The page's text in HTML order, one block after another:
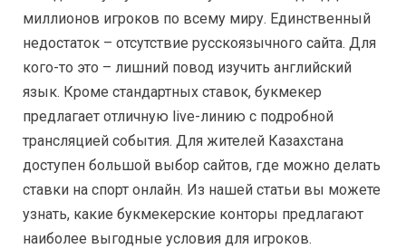
миллионов игроков по всему миру. Единственный
недостаток – отсутствие русскоязычного сайта. Для
кого-то это – лишний повод изучить английский
язык. Кроме стандартных ставок, букмекер
предлагает отличную live-линию с подробной
трансляцией события. Для жителей Казахстана
доступен большой выбор сайтов, где можно делать
ставки на спорт онлайн. Из нашей статьи вы можете
узнать, какие букмекерские конторы предлагают
наиболее выгодные условия для игроков.